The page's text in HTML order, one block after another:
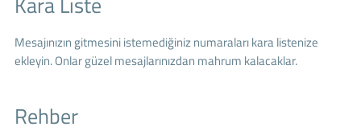
Mesajınızın gitmesini istemediğiniz numaraları kara listenize
ekleyin. Onlar güzel mesajlarınızdan mahrum kalacaklar.
Rehber